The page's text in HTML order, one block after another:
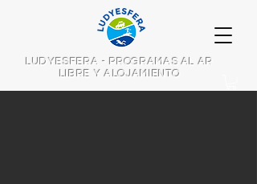
LUDYESFERA - PROGRAMAS AL AR
LIBRE Y ALOJAMIENTO